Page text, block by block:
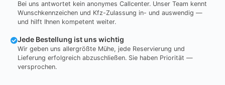
Bei uns antwortet kein anonymes Callcenter. Unser Team kennt
Wunschkennzeichen und Kfz-Zulassung in- und auswendig —
und hilft Ihnen kompetent weiter.
Jede Bestellung ist uns wichtig
Wir geben uns allergrößte Mühe, jede Reservierung und
Lieferung erfolgreich abzuschließen. Sie haben Priorität —
versprochen.